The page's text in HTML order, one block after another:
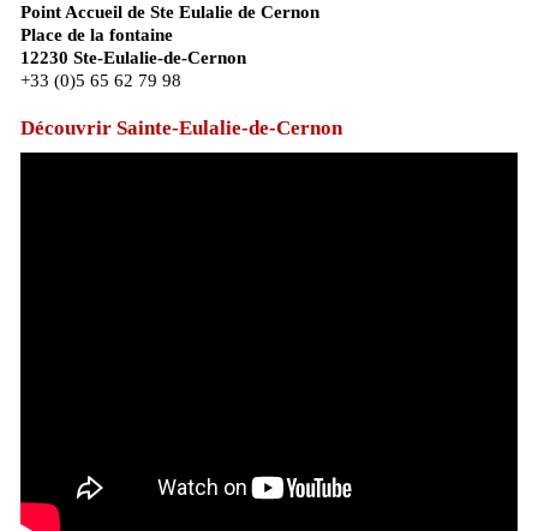
Point Accueil de Ste Eulalie de Cernon
Place de la fontaine
12230 Ste-Eulalie-de-Cernon
+33 (0)5 65 62 79 98
Découvrir Sainte-Eulalie-de-Cernon